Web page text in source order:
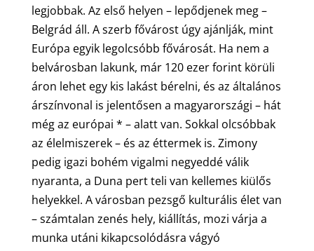
legjobbak. Az első helyen – lepődjenek meg –
Belgrád áll. A szerb fővárost úgy ajánlják, mint
Európa egyik legolcsóbb fővárosát. Ha nem a
belvárosban lakunk, már 120 ezer forint körüli
áron lehet egy kis lakást bérelni, és az általános
árszínvonal is jelentősen a magyarországi – hát
még az európai * – alatt van. Sokkal olcsóbbak
az élelmiszerek – és az éttermek is. Zimony
pedig igazi bohém vigalmi negyeddé válik
nyaranta, a Duna pert teli van kellemes kiülős
helyekkel. A városban pezsgő kulturális élet van
– számtalan zenés hely, kiállítás, mozi várja a
munka utáni kikapcsolódásra vágyó